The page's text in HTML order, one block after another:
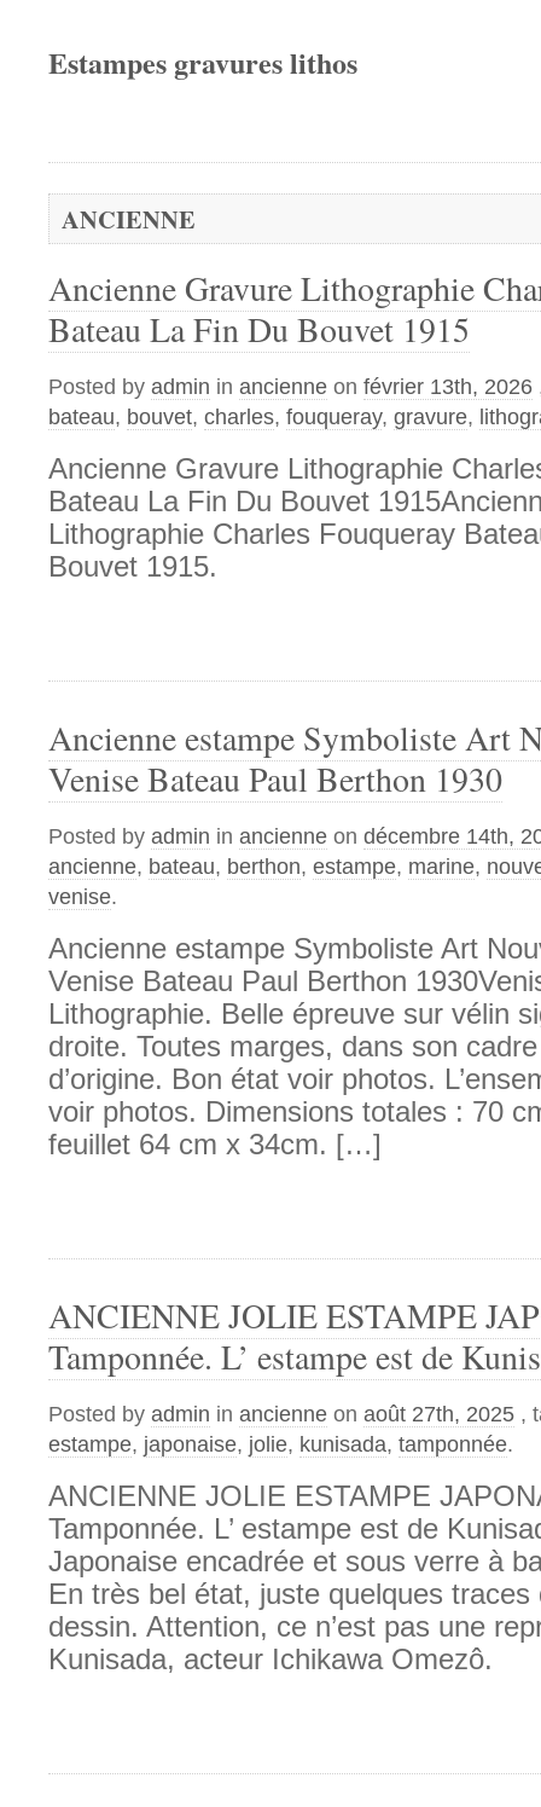
Estampes gravures lithos
ANCIENNE
Ancienne Gravure Lithographie
Bateau La Fin Du Bouvet 1915
Posted by admin in ancienne on février 13th, 2026
bateau, bouvet, charles, fouqueray, gravure,
Ancienne Gravure Lithographie
Bateau La Fin Du Bouvet
Lithographie Charles Fouqueray
Bouvet 1915.
Ancienne estampe Symboliste Art
Venise Bateau Paul Berthon 1930
Posted by admin in ancienne on décembre 14th,
ancienne, bateau, berthon, estampe, marine,
venise.
Ancienne estampe Symboliste Art
Venise Bateau Paul Berthon
Lithographie. Belle épreuve sur vélin
droite. Toutes marges, dans son
d’origine. Bon état voir photos.
voir photos. Dimensions totales : 70
feuillet 64 cm x 34cm. […]
ANCIENNE JOLIE ESTAMPE
Tamponnée. L’ estampe est de
Posted by admin in ancienne on août 27th, 2025 ,
estampe, japonaise, jolie, kunisada, tamponnée.
ANCIENNE JOLIE ESTAMPE
Tamponnée. L’ estampe est de
Japonaise encadrée et sous verre à
En très bel état, juste quelques traces
dessin. Attention, ce n’est pas une
Kunisada, acteur Ichikawa Omezô.